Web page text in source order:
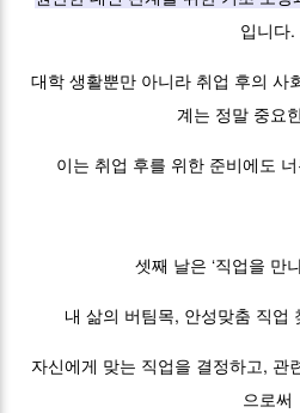
입니다.
대학 생활뿐만 아니라 취업 후의 사
계는 정말 중요
이는 취업 후를 위한 준비에도
셋째 날은 ‘직업을 만
내 삶의 버팀목, 안성맞춤 직업
자신에게 맞는 직업을 결정하고, 관
으로써